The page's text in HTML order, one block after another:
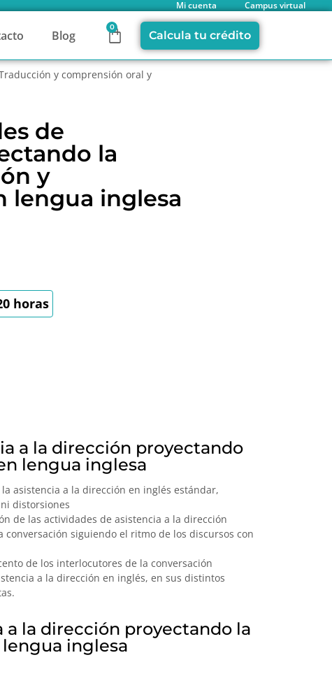
Mi cuenta Campus virtual
Blog
0
Calcula tu crédito
y comprensión oral y
de
la
y
lengua inglesa
horas
a la dirección proyectando
lengua inglesa
asistencia a la dirección en inglés estándar,
distorsiones
de las actividades de asistencia a la dirección
siguiendo el ritmo de los discursos con
de los interlocutores de la conversación
a la dirección en inglés, en sus distintos
a la dirección proyectando la
inglesa